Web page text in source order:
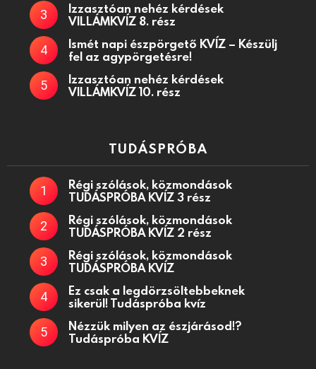
Izzasztóan nehéz kérdések
VILLÁMKVÍZ 8. rész
Ismét napi észpörgető KVÍZ – Készülj
fel az agypörgetésre!
Izzasztóan nehéz kérdések
VILLÁMKVÍZ 10. rész
TUDÁSPRÓBA
Régi szólások, közmondások
TUDÁSPRÓBA KVÍZ 3 rész
Régi szólások, közmondások
TUDÁSPRÓBA KVÍZ 2 rész
Régi szólások, közmondások
TUDÁSPRÓBA KVÍZ
Ez csak a legdörzsöltebbeknek
sikerül! Tudáspróba kvíz
Nézzük milyen az észjárásod!?
Tudáspróba KVÍZ